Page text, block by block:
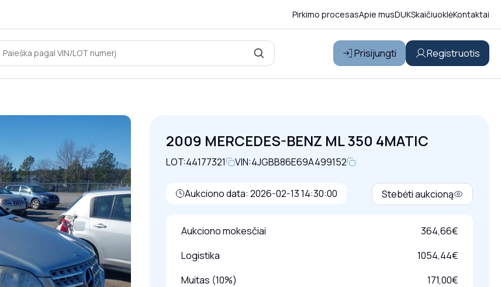
Pirkimo procesasApie musDUKSkaičiuoklėKontaktai
Prisijungti Registruotis
2009 MERCEDES-BENZ ML 350 4MATIC
LOT:44177321 VIN:4JGBB86E69A499152
Aukciono data: 2026-02-13 14:30:00 Stebėti aukcioną
Aukciono mokesčiai
364,66€
Logistika
1054,44€
Muitas (10%)
171,00€